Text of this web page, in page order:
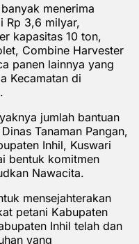
menerima
Rp 3,6 milyar,
kapasitas 10 ton,
Combine Harvester
panen lainnya yang
Kecamatan di
jumlah bantuan
Tanaman Pangan,
Inhil, Kuswari
bentuk komitmen
Nawacita.
mensejahterakan
petani Kabupaten
Inhil telah dan
yang